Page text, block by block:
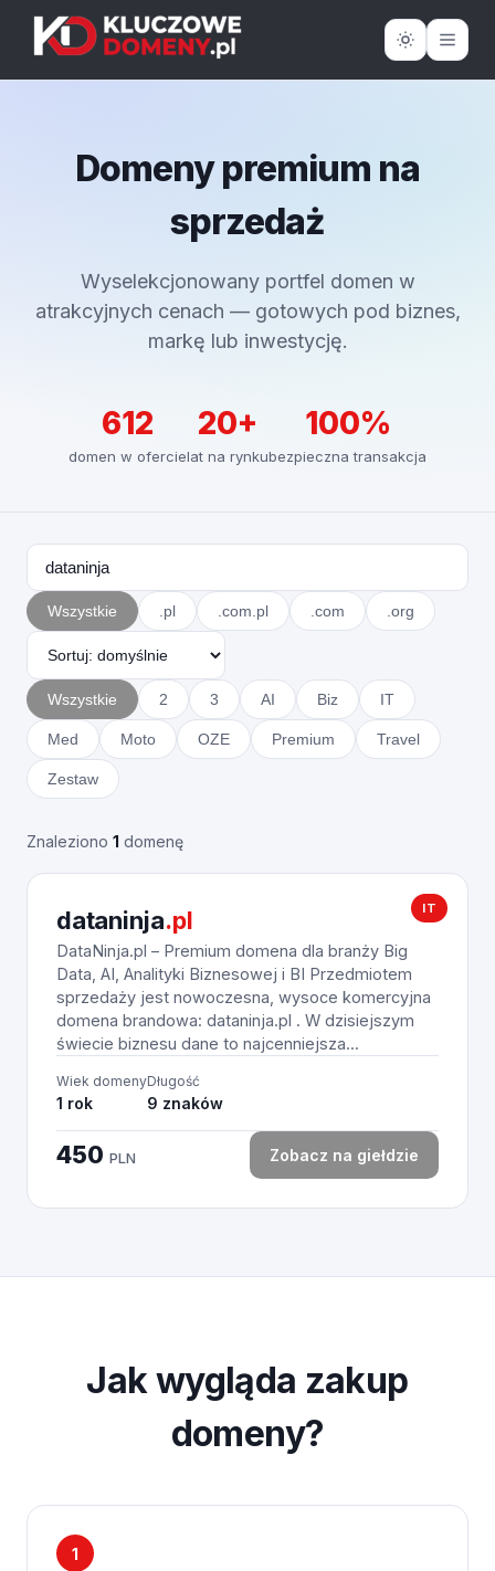
Domeny premium na
sprzedaż
Wyselekcjonowany portfel domen w
atrakcyjnych cenach — gotowych pod biznes,
markę lub inwestycję.
612
domen w ofercie
20+
lat na rynku
100%
bezpieczna transakcja
Wszystkie .pl .com.pl .com .org
Wszystkie 2 3 AI Biz IT
Med Moto OZE Premium Travel
Zestaw
Znaleziono 1 domenę
IT
dataninja.pl
DataNinja.pl – Premium domena dla branży Big
Data, AI, Analityki Biznesowej i BI Przedmiotem
sprzedaży jest nowoczesna, wysoce komercyjna
domena brandowa: dataninja.pl . W dzisiejszym
świecie biznesu dane to najcenniejsza...
Wiek domeny
1 rok
Długość
9 znaków
450 PLN Zobacz na giełdzie
Jak wygląda zakup
domeny?
1